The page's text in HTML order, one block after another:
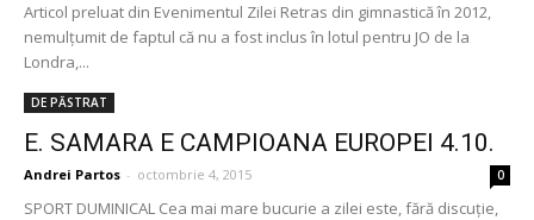
Articol preluat din Evenimentul Zilei Retras din gimnastică în 2012,
nemulțumit de faptul că nu a fost inclus în lotul pentru JO de la
Londra,...
DE PĂSTRAT
E. SAMARA E CAMPIOANA EUROPEI 4.10.
Andrei Partos - octombrie 4, 2015 0
SPORT DUMINICAL Cea mai mare bucurie a zilei este, fără discuţie,